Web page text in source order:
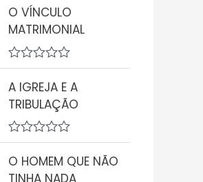
O VÍNCULO
MATRIMONIAL
A
v
a
l
a
ç
o
0
A IGREJA E A
TRIBULAÇÃO
A
v
a
l
O HOMEM QUE NÃO
TINHA NADA